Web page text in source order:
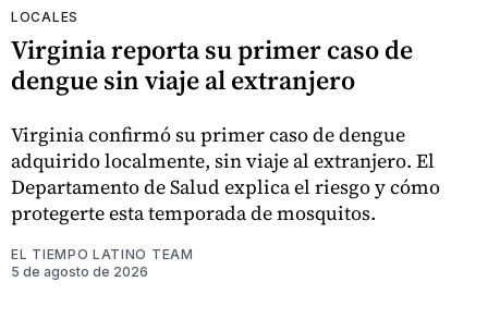
LOCALES
Virginia reporta su primer caso de
dengue sin viaje al extranjero
Virginia confirmó su primer caso de dengue
adquirido localmente, sin viaje al extranjero. El
Departamento de Salud explica el riesgo y cómo
protegerte esta temporada de mosquitos.
EL TIEMPO LATINO TEAM
5 de agosto de 2026